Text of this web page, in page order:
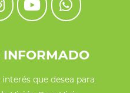
INFORMADO
que desea para